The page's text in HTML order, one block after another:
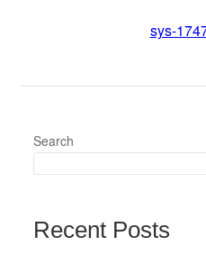
sys-
Search
Recent Posts